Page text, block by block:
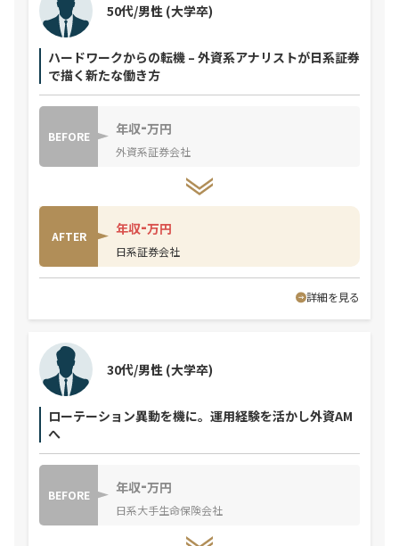
ハードワークからの転機 – 外資系アナリストが日系証券
で描く新たな働き方
50代/男性 (大学卒)
BEFORE 年収-万円
外資系証券会社
AFTER 年収-万円
日系証券会社
詳細を見る
ローテーション異動を機に。運用経験を活かし外資AM
へ
30代/男性 (大学卒)
BEFORE 年収-万円
日系大手生命保険会社